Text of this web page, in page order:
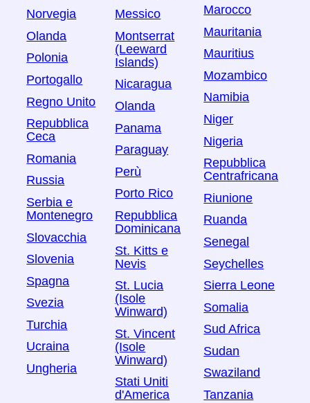
Norvegia
Olanda
Polonia
Portogallo
Regno Unito
Repubblica
Ceca
Romania
Russia
Serbia e
Montenegro
Slovacchia
Slovenia
Spagna
Svezia
Turchia
Ucraina
Ungheria
Messico
Montserrat
(Leeward
Islands)
Nicaragua
Olanda
Panama
Paraguay
Perù
Porto Rico
Repubblica
Dominicana
St. Kitts e
Nevis
St. Lucia
(Isole
Winward)
St. Vincent
(Isole
Winward)
Stati Uniti
d'America
Marocco
Mauritania
Mauritius
Mozambico
Namibia
Niger
Nigeria
Repubblica
Centrafricana
Riunione
Ruanda
Senegal
Seychelles
Sierra Leone
Somalia
Sud Africa
Sudan
Swaziland
Tanzania